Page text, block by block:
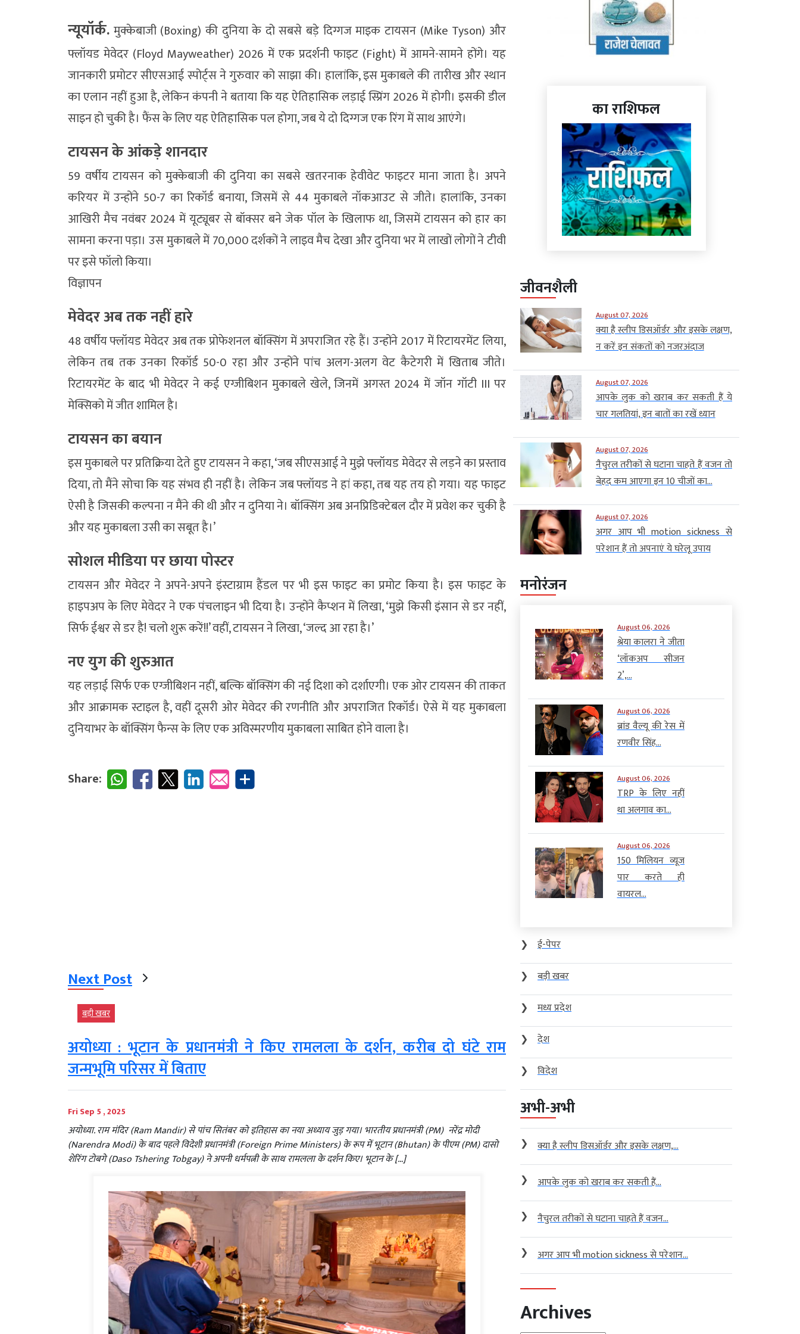
न्यूयॉर्क. मुक्केबाजी (Boxing) की दुनिया के दो सबसे बड़े दिग्गज माइक टायसन (Mike Tyson) और
फ्लॉयड मेवेदर (Floyd Mayweather) 2026 में एक प्रदर्शनी फाइट (Fight) में आमने-सामने होंगे। यह
जानकारी प्रमोटर सीएसआई स्पोर्ट्स ने गुरुवार को साझा की। हालांकि, इस मुकाबले की तारीख और स्थान
का एलान नहीं हुआ है, लेकिन कंपनी ने बताया कि यह ऐतिहासिक लड़ाई स्प्रिंग 2026 में होगी। इसकी डील
साइन हो चुकी है। फैंस के लिए यह ऐतिहासिक पल होगा, जब ये दो दिग्गज एक रिंग में साथ आएंगे।
टायसन के आंकड़े शानदार
59 वर्षीय टायसन को मुक्केबाजी की दुनिया का सबसे खतरनाक हेवीवेट फाइटर माना जाता है। अपने
करियर में उन्होंने 50-7 का रिकॉर्ड बनाया, जिसमें से 44 मुकाबले नॉकआउट से जीते। हालांकि, उनका
आखिरी मैच नवंबर 2024 में यूट्यूबर से बॉक्सर बने जेक पॉल के खिलाफ था, जिसमें टायसन को हार का
सामना करना पड़ा। उस मुकाबले में 70,000 दर्शकों ने लाइव मैच देखा और दुनिया भर में लाखों लोगों ने टीवी
पर इसे फॉलो किया।
विज्ञापन
मेवेदर अब तक नहीं हारे
48 वर्षीय फ्लॉयड मेवेदर अब तक प्रोफेशनल बॉक्सिंग में अपराजित रहे हैं। उन्होंने 2017 में रिटायरमेंट लिया,
लेकिन तब तक उनका रिकॉर्ड 50-0 रहा और उन्होंने पांच अलग-अलग वेट कैटेगरी में खिताब जीते।
रिटायरमेंट के बाद भी मेवेदर ने कई एग्जीबिशन मुकाबले खेले, जिनमें अगस्त 2024 में जॉन गॉटी III पर
मेक्सिको में जीत शामिल है।
टायसन का बयान
इस मुकाबले पर प्रतिक्रिया देते हुए टायसन ने कहा, ‘जब सीएसआई ने मुझे फ्लॉयड मेवेदर से लड़ने का प्रस्ताव
दिया, तो मैंने सोचा कि यह संभव ही नहीं है। लेकिन जब फ्लॉयड ने हां कहा, तब यह तय हो गया। यह फाइट
ऐसी है जिसकी कल्पना न मैंने की थी और न दुनिया ने। बॉक्सिंग अब अनप्रिडिक्टेबल दौर में प्रवेश कर चुकी है
और यह मुकाबला उसी का सबूत है।’
सोशल मीडिया पर छाया पोस्टर
टायसन और मेवेदर ने अपने-अपने इंस्टाग्राम हैंडल पर भी इस फाइट का प्रमोट किया है। इस फाइट के
हाइपअप के लिए मेवेदर ने एक पंचलाइन भी दिया है। उन्होंने कैप्शन में लिखा, ‘मुझे किसी इंसान से डर नहीं,
सिर्फ ईश्वर से डर है! चलो शुरू करें!!’ वहीं, टायसन ने लिखा, ‘जल्द आ रहा है।’
नए युग की शुरुआत
यह लड़ाई सिर्फ एक एग्जीबिशन नहीं, बल्कि बॉक्सिंग की नई दिशा को दर्शाएगी। एक ओर टायसन की ताकत
और आक्रामक स्टाइल है, वहीं दूसरी ओर मेवेदर की रणनीति और अपराजित रिकॉर्ड। ऐसे में यह मुकाबला
दुनियाभर के बॉक्सिंग फैन्स के लिए एक अविस्मरणीय मुकाबला साबित होने वाला है।
Share:
Next Post
बड़ी खबर
अयोध्या : भूटान के प्रधानमंत्री ने किए रामलला के दर्शन, करीब दो घंटे राम
जन्मभूमि परिसर में बिताए
Fri Sep 5 , 2025
अयोध्या. राम मंदिर (Ram Mandir) से पांच सितंबर को इतिहास का नया अध्याय जुड़ गया। भारतीय प्रधानमंत्री (PM) नरेंद्र मोदी
(Narendra Modi) के बाद पहले विदेशी प्रधानमंत्री (Foreign Prime Ministers) के रूप में भूटान (Bhutan) के पीएम (PM) दासो
शेरिंग टोबगे (Daso Tshering Tobgay) ने अपनी धर्मपत्नी के साथ रामलला के दर्शन किए। भूटान के […]
का राशिफल
जीवनशैली
August 07, 2026
क्या है स्लीप डिसऑर्डर और इसके लक्षण,
न करें इन संकतों को नजरअंदाज
August 07, 2026
आपके लुक को खराब कर सकती हैं ये
चार गलतियां, इन बातों का रखें ध्यान
August 07, 2026
नैचुरल तरीकों से घटाना चाहते हैं वजन तो
बेहद कम आएगा इन 10 चीजों का...
August 07, 2026
अगर आप भी motion sickness से
परेशान हैं तो अपनाएं ये घरेलू उपाय
मनोरंजन
August 06, 2026
श्रेया कालरा ने जीता
‘लॉकअप सीजन
2’,...
August 06, 2026
ब्रांड वैल्यू की रेस में
रणवीर सिंह...
August 06, 2026
TRP के लिए नहीं
था अलगाव का...
August 06, 2026
150 मिलियन व्यूज
पार करते ही
वायरल...
❯
ई-पेपर
❯
बड़ी खबर
❯
मध्य प्रदेश
❯
देश
❯
विदेश
अभी-अभी
❯ क्या है स्लीप डिसऑर्डर और इसके लक्षण,...
❯ आपके लुक को खराब कर सकती हैं...
❯ नैचुरल तरीकों से घटाना चाहते हैं वजन...
❯ अगर आप भी motion sickness से परेशान...
Archives